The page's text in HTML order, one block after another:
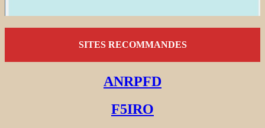
SITES RECOMMANDES
ANRPFD
F5IRO